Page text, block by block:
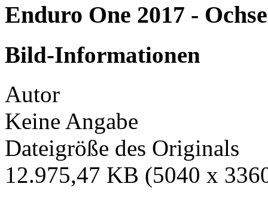
Enduro One 2017 -
Bild-Informationen
Autor
Keine Angabe
Dateigröße des Originals
12.975,47 KB (5040 x